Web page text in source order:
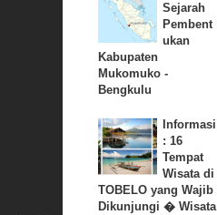
Sejarah
Pembent
ukan
Kabupaten
Mukomuko -
Bengkulu
Informasi
: 16
Tempat
Wisata di
TOBELO yang Wajib
Dikunjungi � Wisata